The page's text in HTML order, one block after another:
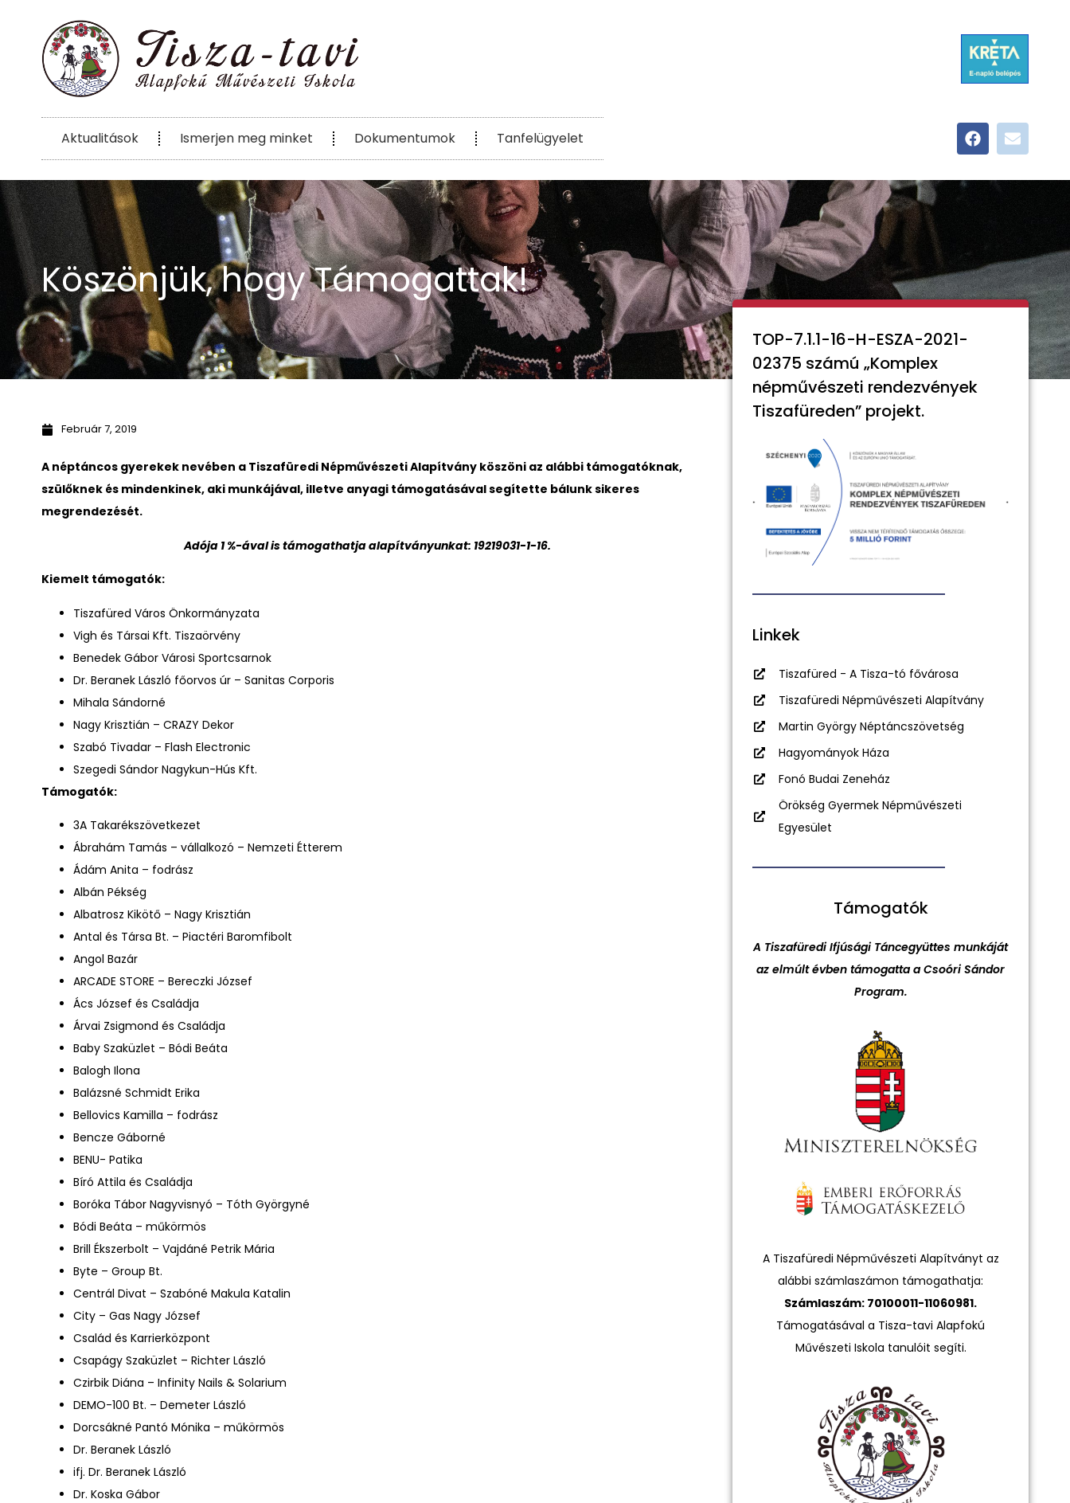
Aktualitások Ismerjen meg minket Dokumentumok Tanfelügyelet
Köszönjük, hogy Támogattak!
Február 7, 2019
A néptáncos gyerekek nevében a Tiszafüredi Népművészeti Alapítvány köszöni az alábbi támogatóknak,
szülőknek és mindenkinek, aki munkájával, illetve anyagi támogatásával segítette bálunk sikeres
megrendezését.
Adója 1 %-ával is támogathatja alapítványunkat: 19219031-1-16.
Kiemelt támogatók:
Tiszafüred Város Önkormányzata
Vigh és Társai Kft. Tiszaörvény
Benedek Gábor Városi Sportcsarnok
Dr. Beranek László főorvos úr – Sanitas Corporis
Mihala Sándorné
Nagy Krisztián – CRAZY Dekor
Szabó Tivadar – Flash Electronic
Szegedi Sándor Nagykun-Hús Kft.
Támogatók:
3A Takarékszövetkezet
Ábrahám Tamás – vállalkozó – Nemzeti Étterem
Ádám Anita – fodrász
Albán Pékség
Albatrosz Kikötő – Nagy Krisztián
Antal és Társa Bt. – Piactéri Baromfibolt
Angol Bazár
ARCADE STORE – Bereczki József
Ács József és Családja
Árvai Zsigmond és Családja
Baby Szaküzlet – Bódi Beáta
Balogh Ilona
Balázsné Schmidt Erika
Bellovics Kamilla – fodrász
Bencze Gáborné
BENU- Patika
Bíró Attila és Családja
Boróka Tábor Nagyvisnyó – Tóth Györgyné
Bódi Beáta – műkörmös
Brill Ékszerbolt – Vajdáné Petrik Mária
Byte – Group Bt.
Centrál Divat – Szabóné Makula Katalin
City – Gas Nagy József
Család és Karrierközpont
Csapágy Szaküzlet – Richter László
Czirbik Diána – Infinity Nails & Solarium
DEMO-100 Bt. – Demeter László
Dorcsákné Pantó Mónika – műkörmös
Dr. Beranek László
ifj. Dr. Beranek László
Dr. Koska Gábor
TOP-7.1.1-16-H-ESZA-2021-
02375 számú „Komplex
népművészeti rendezvények
Tiszafüreden” projekt.
Linkek
Tiszafüred - A Tisza-tó fővárosa
Tiszafüredi Népművészeti Alapítvány
Martin György Néptáncszövetség
Hagyományok Háza
Fonó Budai Zeneház
Örökség Gyermek Népművészeti
Egyesület
Támogatók
A Tiszafüredi Ifjúsági Táncegyüttes munkáját
az elmúlt évben támogatta a Csoóri Sándor
Program.
A Tiszafüredi Népművészeti Alapítványt az
alábbi számlaszámon támogathatja:
Számlaszám: 70100011-11060981.
Támogatásával a Tisza-tavi Alapfokú
Művészeti Iskola tanulóit segíti.